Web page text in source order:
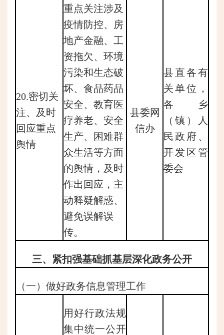
20.密切关
注、及时
回应重点
舆情
重点关注涉及
疫情防控、房
地产金融、工
资拖欠、环境
污染和生态破
坏、食品药品
安全、教育医
疗养老、安全
生产、困难群
众生活等方面
的舆情，及时
作出回应，主
动释疑解惑、
避免误解误
传。
县委网
信办
县直各有
关单位，
各乡
（镇）人
民政府、
开发区管
委会
三、紧扣强基础抓基层深化政务公开
（一）做好政务信息管理工作
用好行政法规
集中统一公开